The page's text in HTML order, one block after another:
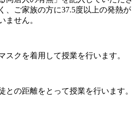
、ご家族の方に37.5度以上の発熱が
ません。
クを着用して授業を行います。
の距離をとって授業を行います。